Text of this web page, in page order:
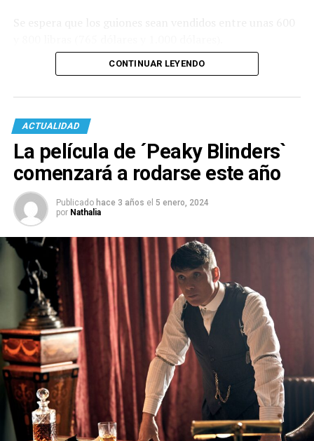
CONTINUAR LEYENDO
ACTUALIDAD
La película de ´Peaky Blinders`
comenzará a rodarse este año
Publicado hace 3 años el 5 enero, 2024
por Nathalia